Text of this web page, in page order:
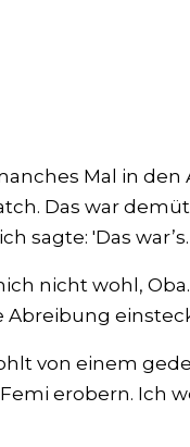
Mal in
Das war
sagte: 'Das
nicht wohl,
Abreibung
von einem
erobern. Ich